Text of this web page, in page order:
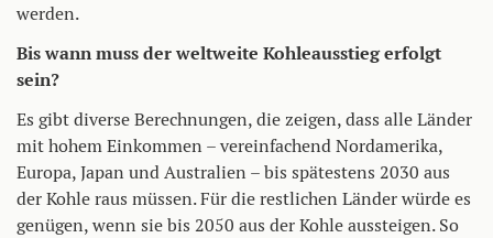
werden.
Bis wann muss der weltweite Kohleausstieg erfolgt
sein?
Es gibt diverse Berechnungen, die zeigen, dass alle Länder
mit hohem Einkommen – vereinfachend Nordamerika,
Europa, Japan und Australien – bis spätestens 2030 aus
der Kohle raus müssen. Für die restlichen Länder würde es
genügen, wenn sie bis 2050 aus der Kohle aussteigen. So